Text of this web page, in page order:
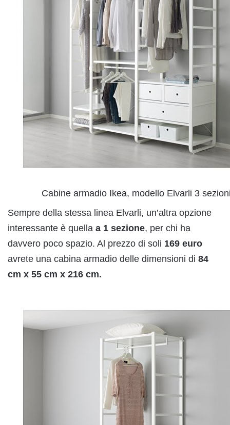
Cabine armadio Ikea, modello Elvarli 3
Sempre della stessa linea Elvarli, un’altra opzione
interessante è quella a 1 sezione, per chi ha
davvero poco spazio. Al prezzo di soli 169 euro
avrete una cabina armadio delle dimensioni di 84
cm x 55 cm x 216 cm.